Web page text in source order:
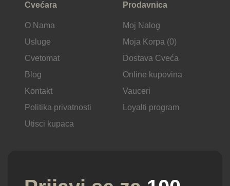
Cvećara
O Nama
Usluge
Cvetomat
Blog
Kontakt
Politika privatnosti
Utisci kupaca
Prodavnica
Moj Nalog
Moja Korpa (0)
Dostava Cveća
Online kupovina
Vauceri
Loyalti program